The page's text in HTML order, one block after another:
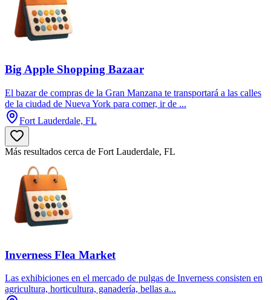
Big Apple Shopping Bazaar
El bazar de compras de la Gran Manzana te transportará a las calles
de la ciudad de Nueva York para comer, ir de ...
Fort Lauderdale, FL
Más resultados cerca de Fort Lauderdale, FL
Inverness Flea Market
Las exhibiciones en el mercado de pulgas de Inverness consisten en
agricultura, horticultura, ganadería, bellas a...